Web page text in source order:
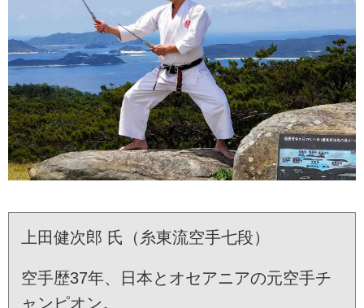
上田健次郎 氏（糸東流空手七段）
空手歴37年、日本とオセアニアの元空手チ
ャンピオン。